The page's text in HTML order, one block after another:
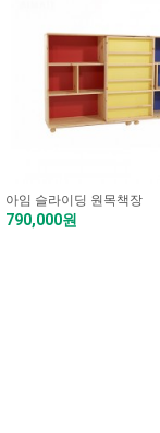
아임 슬라이딩 원목책장
790,000원